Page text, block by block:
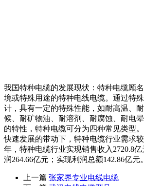
我国特种电缆的发展现状：特种电缆顾
境或特殊用途的特种电线电缆。通过特
计，具有一定的特殊性能，如耐高温、
候、耐矿物油、耐溶剂、耐腐蚀、耐电
的特性，特种电缆可分为四种常见类型
快速发展的带动下，特种电缆行业需求
年，特种电缆行业实现销售收入2720.8
润264.66亿元；实现利润总额142.86亿元。
上一篇 张家界专业电线电缆